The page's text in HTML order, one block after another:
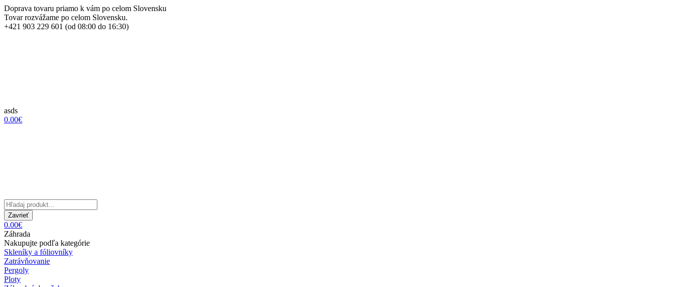
Doprava tovaru priamo k vám po celom Slovensku
Tovar rozvážame po celom Slovensku.
+421 903 229 601 (od 08:00 do 16:30)
asds
0.00€
Zavrieť
0.00€
Záhrada
Nakupujte podľa kategórie
Skleníky a fóliovníky
Zatrávňovanie
Pergoly
Ploty